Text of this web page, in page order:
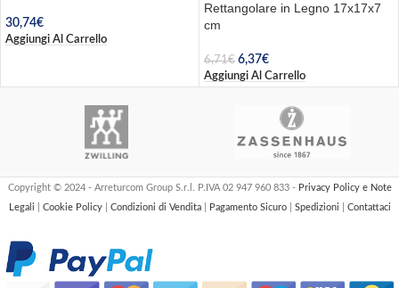
30,74€
Aggiungi Al Carrello
Rettangolare in Legno 17x17x7
cm
6,71€ 6,37€
Aggiungi Al Carrello
Copyright © 2024 - Arreturcom Group S.r.l. P.IVA 02 947 960 833 - Privacy Policy e Note
Legali
Cookie Policy Condizioni di Vendita Pagamento Sicuro Spedizioni Contattaci